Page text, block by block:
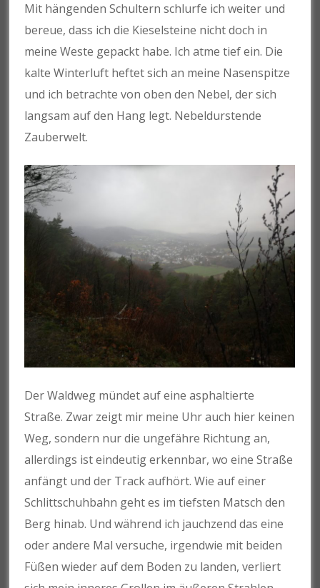
Mit hängenden Schultern schlurfe ich weiter und
bereue, dass ich die Kieselsteine nicht doch in
meine Weste gepackt habe. Ich atme tief ein. Die
kalte Winterluft heftet sich an meine Nasenspitze
und ich betrachte von oben den Nebel, der sich
langsam auf den Hang legt. Nebeldurstende
Zauberwelt.
Der Waldweg mündet auf eine asphaltierte
Straße. Zwar zeigt mir meine Uhr auch hier keinen
Weg, sondern nur die ungefähre Richtung an,
allerdings ist eindeutig erkennbar, wo eine Straße
anfängt und der Track aufhört. Wie auf einer
Schlittschuhbahn geht es im tiefsten Matsch den
Berg hinab. Und während ich jauchzend das eine
oder andere Mal versuche, irgendwie mit beiden
Füßen wieder auf dem Boden zu landen, verliert